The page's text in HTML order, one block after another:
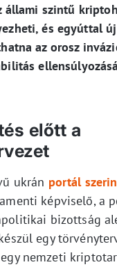
állami szintű
és egyúttal
az orosz
előtt a
ukrán portál
képviselő, a
bizottság
egy
nemzeti